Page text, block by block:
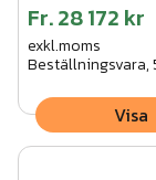
Fr.28 172 kr
exkl.moms
Beställningsvara,
Visa